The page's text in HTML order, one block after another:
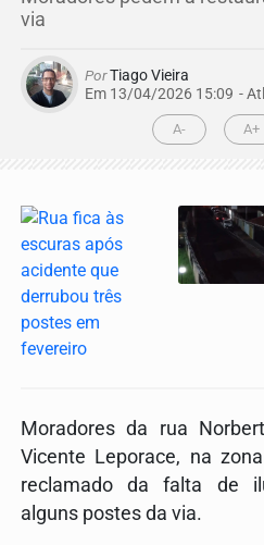
via
PorTiago Vieira
Em 13/04/2026 15:09 -
A- A+
Moradores da rua
Vicente Leporace, na
reclamado da falta de
alguns postes da via.